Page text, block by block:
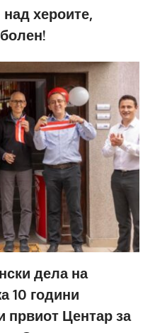
хероите,
дела на
10 години
првиот Центар за